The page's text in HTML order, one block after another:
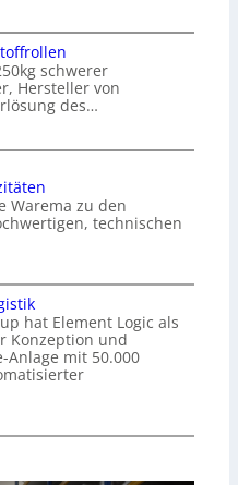
schwerer
Hersteller von
des…
Warema zu den
technischen
hat Element Logic als
Konzeption und
Anlage mit 50.000